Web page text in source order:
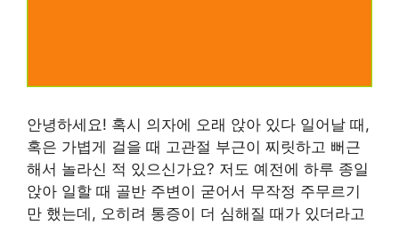
안녕하세요! 혹시 의자에 오래 앉아 있다 일어날 때,
혹은 가볍게 걸을 때 고관절 부근이 찌릿하고 뻐근
해서 놀라신 적 있으신가요? 저도 예전에 하루 종일
앉아 일할 때 골반 주변이 굳어서 무작정 주무르기
만 했는데, 오히려 통증이 더 심해질 때가 있더라고